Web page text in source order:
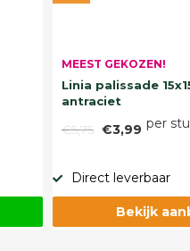
MEEST GEKOZEN!
Linia palissade
antraciet
€5,75 €3,99 per
Direct leverbaar
Bekijk